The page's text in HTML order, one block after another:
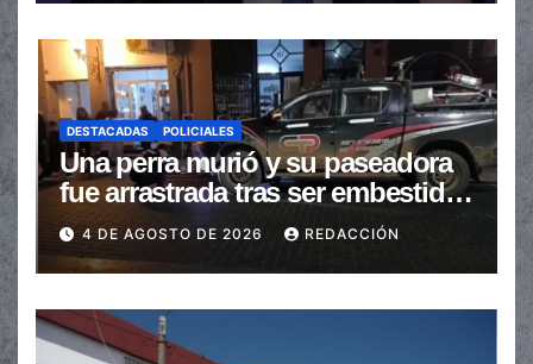
DESTACADAS POLICIALES
Una perra murió y su paseadora
fue arrastrada tras ser embestidas
en la senda peatonal
4 DE AGOSTO DE 2026 REDACCIÓN